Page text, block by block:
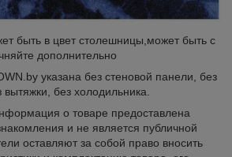
быть в цвет столешницы,может быть с
дополнительно
указана без стеновой панели, без
без холодильника.
о товаре предоставлена
и не является публичной
оставляют за собой право вносить